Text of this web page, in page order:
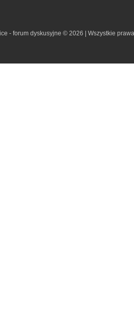
- forum dyskusyjne © 2026 | Wszystkie